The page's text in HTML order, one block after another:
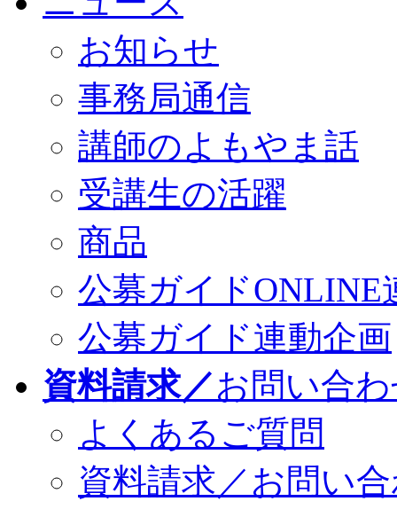
お知らせ
事務局通信
講師のよもやま話
受講生の活躍
商品
公募ガイドONLINE
公募ガイド連動企画
資料請求／お問い合
よくあるご質問
資料請求／お問い